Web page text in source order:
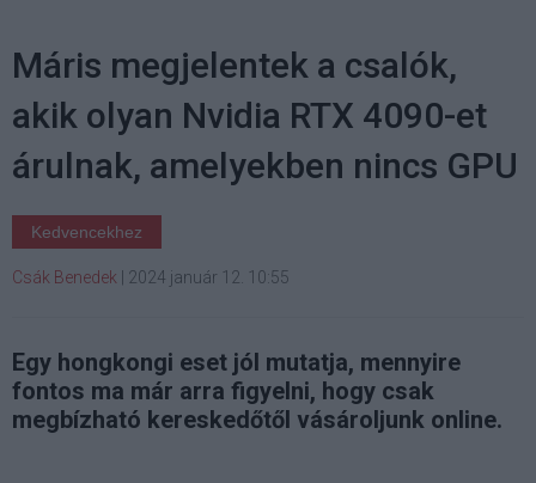
Máris megjelentek a csalók,
akik olyan Nvidia RTX 4090-et
árulnak, amelyekben nincs GPU
Kedvencekhez
Csák Benedek | 2024 január 12. 10:55
Egy hongkongi eset jól mutatja, mennyire
fontos ma már arra figyelni, hogy csak
megbízható kereskedőtől vásároljunk online.